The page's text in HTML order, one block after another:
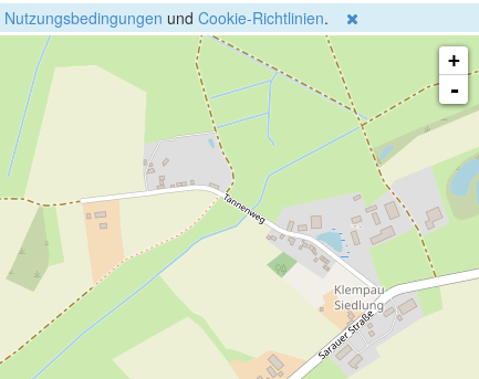
Nutzungsbedingungen und Cookie-Richtlinien.
+
-